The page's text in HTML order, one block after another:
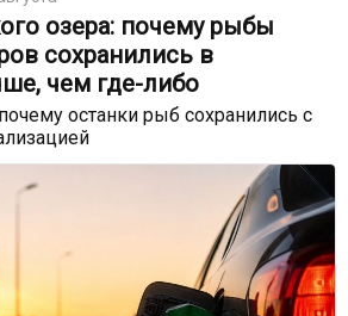
озера: почему рыбы
сохранились в
чем где-либо
останки рыб сохранились с